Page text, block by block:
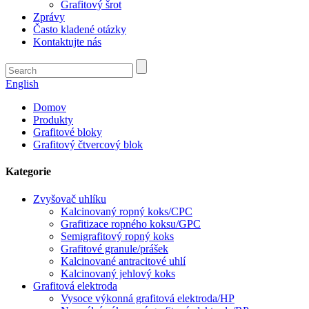
Grafitový šrot
Zprávy
Často kladené otázky
Kontaktujte nás
English
Domov
Produkty
Grafitové bloky
Grafitový čtvercový blok
Kategorie
Zvyšovač uhlíku
Kalcinovaný ropný koks/CPC
Grafitizace ropného koksu/GPC
Semigrafitový ropný koks
Grafitové granule/prášek
Kalcinované antracitové uhlí
Kalcinovaný jehlový koks
Grafitová elektroda
Vysoce výkonná grafitová elektroda/HP